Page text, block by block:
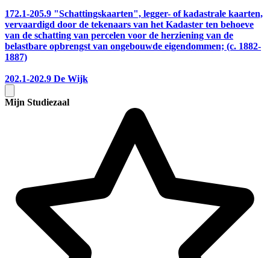
172.1-205.9 "Schattingskaarten", legger- of kadastrale kaarten,
vervaardigd door de tekenaars van het Kadaster ten behoeve
van de schatting van percelen voor de herziening van de
belastbare opbrengst van ongebouwde eigendommen; (c. 1882-
1887)
202.1-202.9 De Wijk
Mijn Studiezaal